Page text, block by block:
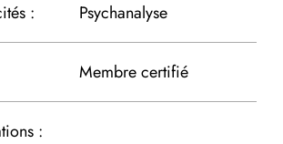
: Psychanalyse
Membre certifié
: